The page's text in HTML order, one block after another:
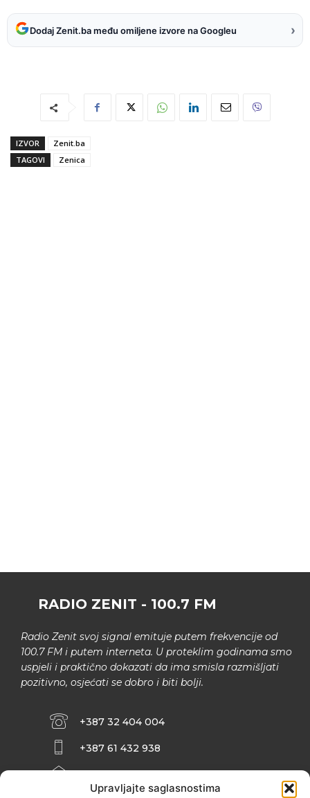
Upravljajte saglasnostima
Dodaj Zenit.ba među omiljene izvore na Googleu ›
IZVOR
Zenit.ba
TAGOVI
Zenica
RADIO ZENIT - 100.7 FM
Radio Zenit svoj signal emituje putem frekvencije od
100.7 FM i putem interneta. U proteklim godinama smo
uspjeli i praktično dokazati da ima smisla razmišljati
pozitivno, osjećati se dobro i biti bolji.
+387 32 404 004
+387 61 432 938